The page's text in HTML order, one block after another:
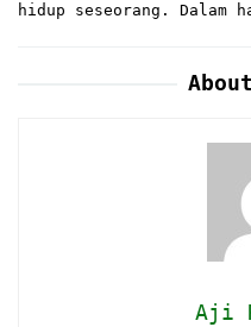
hidup seseorang. Dalam
Aji